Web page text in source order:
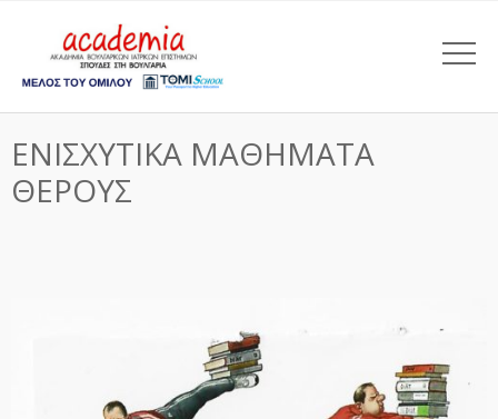
ΕΝΙΣΧΥΤΙΚΑ ΜΑΘΗΜΑΤΑ
ΘΕΡΟΥΣ